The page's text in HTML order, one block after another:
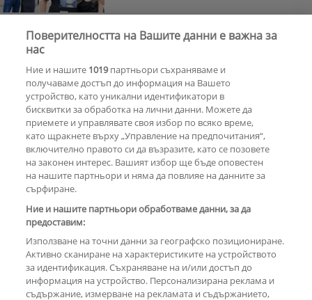
Light“ на Мадона
РЕКЛАМА
КОМЕНТАРИ
Поверителността на Вашите данни е важна за
нас
Ние и нашите 1019партньори съхраняваме и
получаваме достъп до информация на Вашето
устройство, като уникални идентификатори в
бисквитки за обработка на лични данни. Можете да
приемете и управлявате своя избор по всяко време,
като щракнете върху „Управление на предпочитания“,
включително правото си да възразите, като се позовете
на законен интерес. Вашият избор ще бъде оповестен
на нашите партньори и няма да повлияе на данните за
сърфиране.
Ние и нашите партньори обработваме данни, за да
предоставим:
Използване на точни данни за географско позициониране.
Активно сканиране на характеристиките на устройството
за идентификация. Съхраняване на и/или достъп до
информация на устройство. Персонализирана реклама и
съдържание, измерване на рекламата и съдържанието,